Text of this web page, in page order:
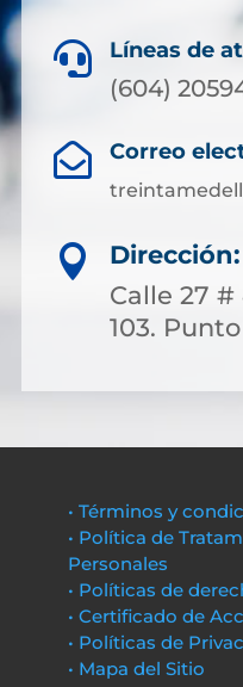
 Líneas de
(604)
 Correo

Dirección:
Calle 27 #
103.
• Términos y
• Política de
Personales
• Políticas de
• Certificado de
• Políticas de
• Mapa del Sitio